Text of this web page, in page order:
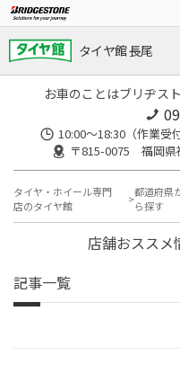
タイヤ館 長尾
お車のことはブリヂス
10:00～18:30（作業
〒815-0075 福岡県
タイヤ・ホイール専門
店のタイヤ館
都道府県
ら探す
店舗おススメ
記事一覧